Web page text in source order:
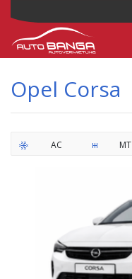
Opel Corsa
AC MT